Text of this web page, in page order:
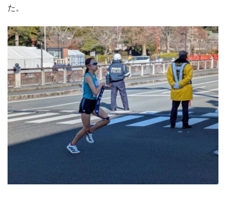
た。